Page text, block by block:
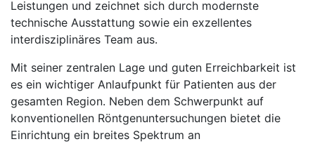
Leistungen und zeichnet sich durch modernste
technische Ausstattung sowie ein exzellentes
interdisziplinäres Team aus.
Mit seiner zentralen Lage und guten Erreichbarkeit ist
es ein wichtiger Anlaufpunkt für Patienten aus der
gesamten Region. Neben dem Schwerpunkt auf
konventionellen Röntgenuntersuchungen bietet die
Einrichtung ein breites Spektrum an